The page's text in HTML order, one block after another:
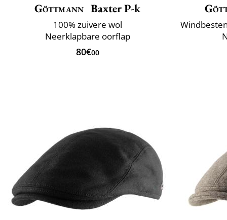
Göttmann Baxter P-k
100% zuivere wol
Neerklapbare oorflap
80€00